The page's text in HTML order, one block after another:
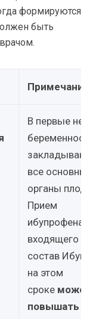
формируются
быть
Примечание
В первые
беременности
все основные
органы плода.
Прием
ибупрофена,
входящего в
состав
на этом
сроке может
повышать